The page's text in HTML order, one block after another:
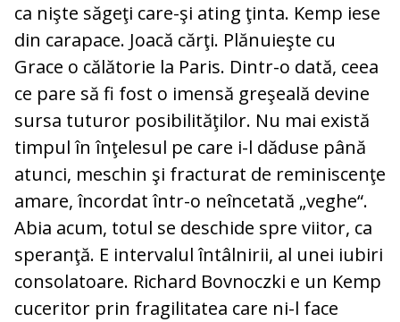
ca nişte săgeţi care-şi ating ţinta. Kemp iese
din carapace. Joacă cărţi. Plănuieşte cu
Grace o călătorie la Paris. Dintr-o dată, ceea
ce pare să fi fost o imensă greşeală devine
sursa tuturor posibilităţilor. Nu mai există
timpul în înţelesul pe care i-l dăduse până
atunci, meschin şi fracturat de reminiscenţe
amare, încordat într-o neîncetată „veghe“.
Abia acum, totul se deschide spre viitor, ca
speranţă. E intervalul întâlnirii, al unei iubiri
consolatoare. Richard Bovnoczki e un Kemp
cuceritor prin fragilitatea care ni-l face